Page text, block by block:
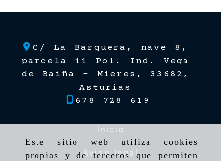
Este sitio web utiliza cookies
propias y de terceros que permiten
C/ La Barquera, nave 8,
parcela 11 Pol. Ind. Vega
de Baiña -Mieres, 33682,
Asturias
678 728 619
Inicio
Aviso legal